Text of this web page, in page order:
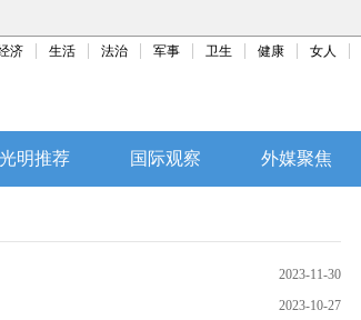
济 生活 法治 军事 卫生 健康 女人
光明推荐 国际观察 外媒聚焦
2023-11-30
2023-10-27